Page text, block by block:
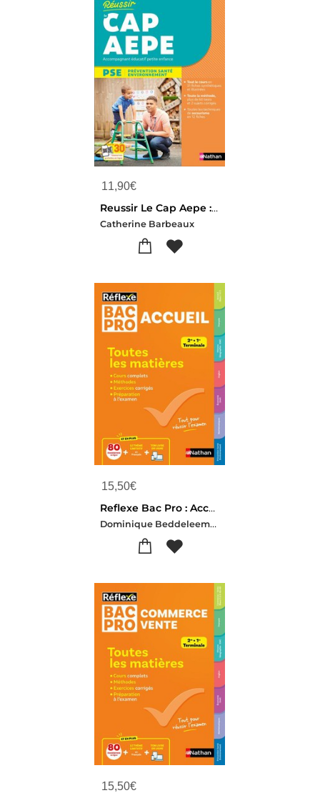
11,90€
Reussir Le Cap Aepe : Accompagnant Educatif Petite Enfance ; Prevention Sante Environnement
Catherine Barbeaux
15,50€
Reflexe Bac Pro : Accueil ; Toutes Les Matieres ; 2de, 1re, Terminale (edition 2025)
Dominique Beddeleem-Pascal Besson-Louise Cauchard-Isabelle Delaunay-Christophe Desaintghislain
15,50€